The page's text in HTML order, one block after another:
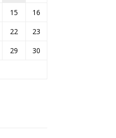
15
16
22
23
29
30